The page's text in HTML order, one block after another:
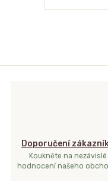
Doporučení
Koukněte na nezávislé
hodnocení našeho